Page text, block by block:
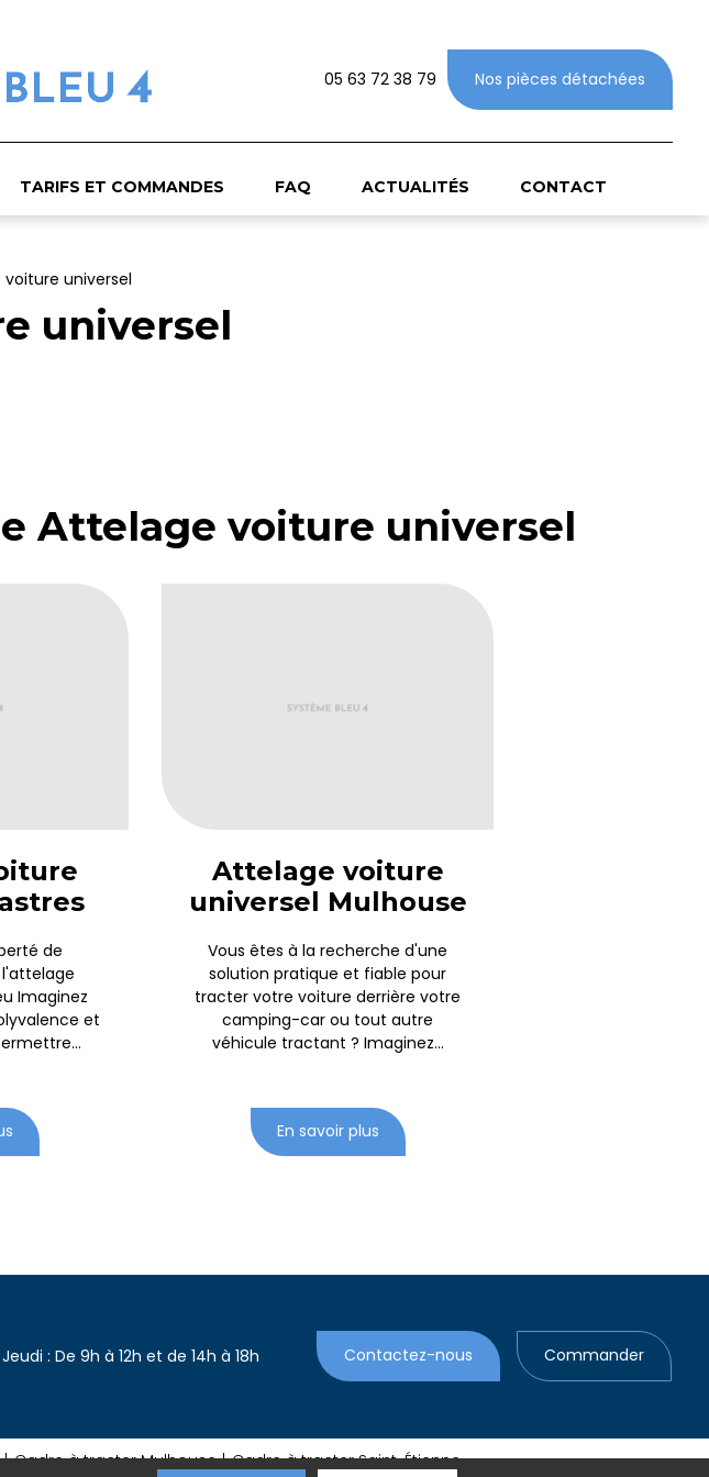
05 63 72 38 79 Nos pièces détachées
TARIFS ET COMMANDES FAQ ACTUALITÉS CONTACT
universel
universel
Attelage voiture universel
de
Imaginez
et
Attelage voiture
universel Mulhouse
Vous êtes à la recherche d'une
solution pratique et fiable pour
tracter votre voiture derrière votre
camping-car ou tout autre
véhicule tractant ? Imaginez...
En savoir plus
Jeudi : De 9h à 12h et de 14h à 18h Contactez-nous Commander
Cadre à tracter Mulhouse Cadre à tracter Saint-Étienne